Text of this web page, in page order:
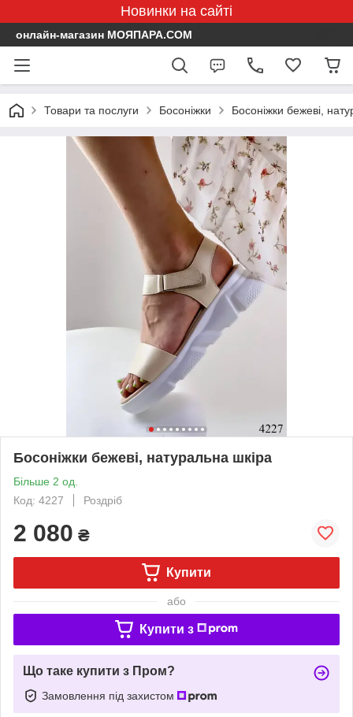
Новинки на сайті
онлайн-магазин МОЯПАРА.COM
Товари та послуги Босоніжки Босоніжки бежеві,
Босоніжки бежеві, натуральна шкіра
Більше 2 од.
Код: 4227
Роздріб
2 080 ₴
Купити
або
Купити з
Що таке купити з Пром?
Замовлення під захистом